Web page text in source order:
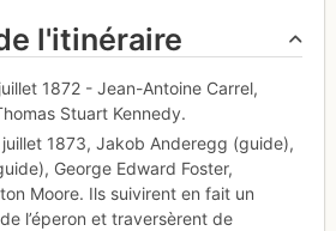
l'itinéraire
1872 - Jean-Antoine Carrel,
Stuart Kennedy.
1873, Jakob Anderegg (guide),
George Edward Foster,
Moore. Ils suivirent en fait un
l’éperon et traversèrent de